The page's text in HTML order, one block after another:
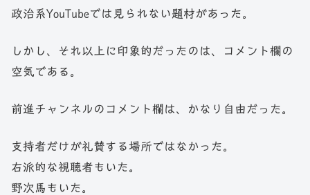
政治系YouTubeでは見られない題材があった。
しかし、それ以上に印象的だったのは、コメント欄の
空気である。
前進チャンネルのコメント欄は、かなり自由だった。
支持者だけが礼賛する場所ではなかった。
右派的な視聴者もいた。
野次馬もいた。